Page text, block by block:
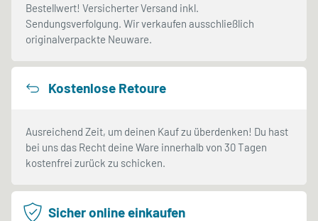
Bestellwert! Versicherter Versand inkl.
Sendungsverfolgung. Wir verkaufen ausschließlich
originalverpackte Neuware.
Kostenlose Retoure
Ausreichend Zeit, um deinen Kauf zu überdenken! Du hast
bei uns das Recht deine Ware innerhalb von 30 Tagen
kostenfrei zurück zu schicken.
Sicher online einkaufen